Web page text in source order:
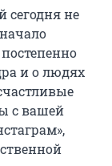
сегодня не
и о людях
с вашей